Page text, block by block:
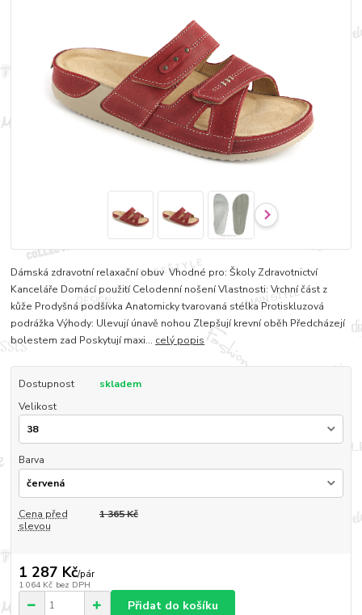
Dámská zdravotní relaxační obuv Vhodné pro: Školy Zdravotnictví
Kanceláře Domácí použití Celodenní nošení Vlastnosti: Vrchní část z
kůže Prodyšná podšívka Anatomicky tvarovaná stélka Protiskluzová
podrážka Výhody: Ulevují únavě nohou Zlepšují krevní oběh Předcházejí
bolestem zad Poskytují maxi... celý popis
Dostupnost
skladem
Velikost
Barva
Cena před
slevou
1 365 Kč
1 287 Kč/pár
1 064 Kč bez DPH
Přidat do košíku